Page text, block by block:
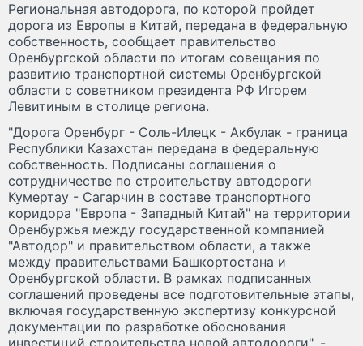
Региональная автодорога, по которой пройдет
дорога из Европы в Китай, передана в федеральную
собственность, сообщает правительство
Оренбургской области по итогам совещания по
развитию транспортной системы Оренбургской
области с советником президента РФ Игорем
Левитиным в столице региона.
"Дорога Оренбург - Соль-Илецк - Акбулак - граница
Республики Казахстан передана в федеральную
собственность. Подписаны соглашения о
сотрудничестве по строительству автодороги
Кумертау - Сагарчин в составе транспортного
коридора "Европа - Западный Китай" на территории
Оренбуржья между государственной компанией
"Автодор" и правительством области, а также
между правительствами Башкортостана и
Оренбургской области. В рамках подписанных
соглашений проведены все подготовительные этапы,
включая государственную экспертизу конкурсной
документации по разработке обоснования